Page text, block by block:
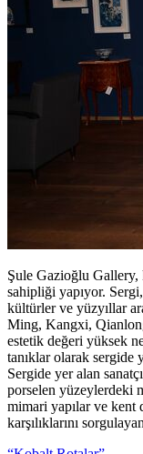
Şule Gazioğlu Gallery,
sahipliği yapıyor.
kültürler ve yüzyıllar
Ming, Kangxi,
estetik değeri yüksek
tanıklar olarak sergide
Sergide yer alan
porselen yüzeylerdeki
mimari yapılar ve kent
karşılıklarını